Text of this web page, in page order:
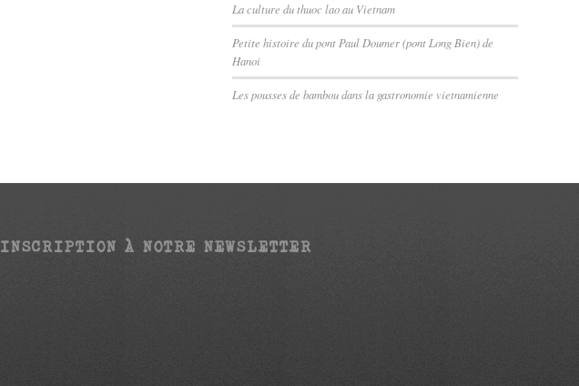
La culture du thuoc lao au Vietnam
Petite histoire du pont Paul Doumer (pont Long Bien) de
Hanoi
Les pousses de bambou dans la gastronomie vietnamienne
INSCRIPTION À NOTRE NEWSLETTER